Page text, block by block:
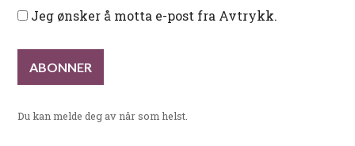
Jeg ønsker å motta e-post fra Avtrykk.
Du kan melde deg av når som helst.